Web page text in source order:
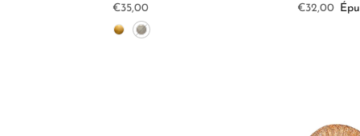
Prix habituel
€35,00
Prix habituel
€32,00